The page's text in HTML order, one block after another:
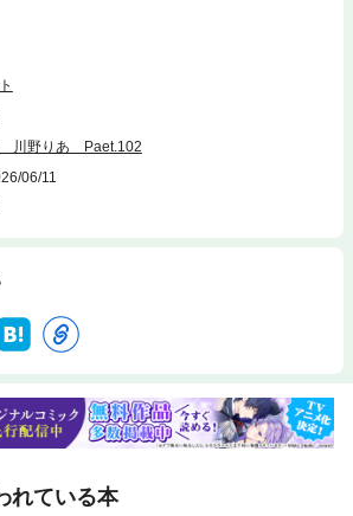
セパレートタイプ部屋着・赤ビキニ・レオター
川野りあ Paet.102
06/11
れている本